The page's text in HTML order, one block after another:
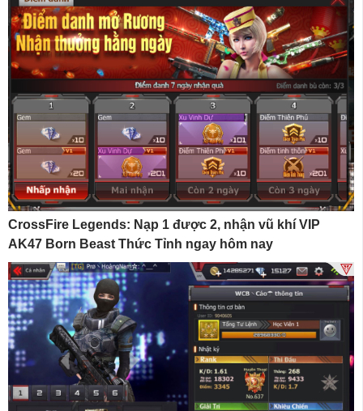
CrossFire Legends: Nạp 1 được 2, nhận vũ khí VIP
AK47 Born Beast Thức Tỉnh ngay hôm nay